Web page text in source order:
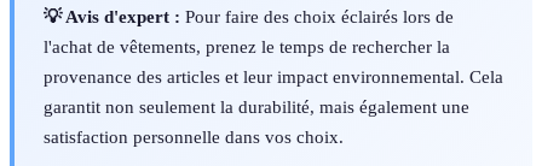
💡 Avis d'expert : Pour faire des choix éclairés lors de
l'achat de vêtements, prenez le temps de rechercher la
provenance des articles et leur impact environnemental. Cela
garantit non seulement la durabilité, mais également une
satisfaction personnelle dans vos choix.